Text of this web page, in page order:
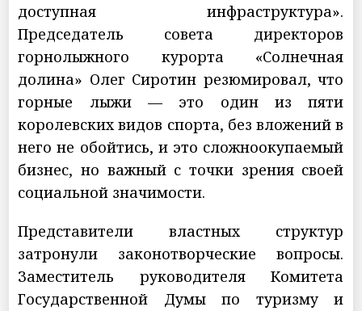
доступная инфраструктура».
Председатель совета директоров
горнолыжного курорта «Солнечная
долина» Олег Сиротин резюмировал, что
горные лыжи — это один из пяти
королевских видов спорта, без вложений в
него не обойтись, и это сложноокупаемый
бизнес, но важный с точки зрения своей
социальной значимости.
Представители властных структур
затронули законотворческие вопросы.
Заместитель руководителя Комитета
Государственной Думы по туризму и